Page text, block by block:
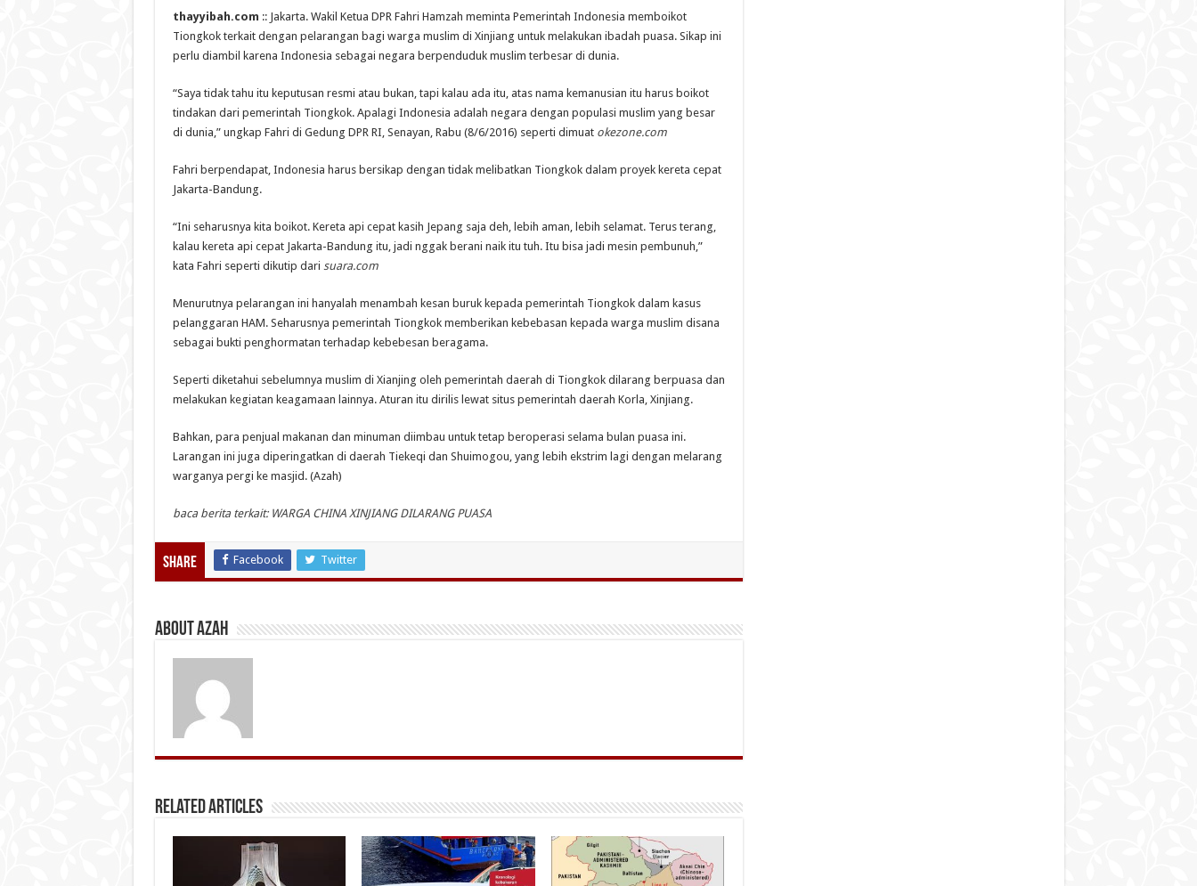
thayyibah.com :: Jakarta. Wakil Ketua DPR Fahri Hamzah meminta Pemerintah Indonesia memboikot
Tiongkok terkait dengan pelarangan bagi warga muslim di Xinjiang untuk melakukan ibadah puasa. Sikap ini
perlu diambil karena Indonesia sebagai negara berpenduduk muslim terbesar di dunia.
“Saya tidak tahu itu keputusan resmi atau bukan, tapi kalau ada itu, atas nama kemanusian itu harus boikot
tindakan dari pemerintah Tiongkok. ‎Apalagi Indonesia adalah negara dengan populasi muslim yang besar
di dunia,” ungkap Fahri di Gedung DPR RI, Senayan, Rabu (8/6/2016) seperti dimuat okezone.com
Fahri berpendapat, Indonesia harus bersikap dengan tidak melibatkan Tiongkok dalam proyek kereta cepat
Jakarta-Bandung.
“Ini seharusnya kita boikot. Kereta api cepat kasih Jepang saja deh, lebih aman, lebih selamat. Terus terang,
kalau kereta api cepat Jakarta-Bandung itu, jadi nggak berani naik itu tuh. Itu bisa jadi mesin pembunuh,”
kata Fahri seperti dikutip dari suara.com
Menurutnya pelarangan ini hanyalah menambah kesan buruk kepada pemerintah Tiongkok dalam kasus
pelanggaran HAM. Seharusnya pemerintah Tiongkok memberikan kebebasan kepada warga muslim disana
sebagai bukti penghormatan terhadap kebebesan beragama.
Seperti diketahui sebelumnya muslim di Xianjing oleh pemerintah daerah di Tiongkok dilarang berpuasa dan
melakukan kegiatan keagamaan lainnya. Aturan itu dirilis lewat situs pemerintah daerah Korla, Xinjiang.
Bahkan, ‎para penjual makanan dan minuman diimbau untuk tetap beroperasi selama bulan puasa ini.
Larangan ini juga diperingatkan di daerah Tiekeqi dan Shuimogou, yang lebih ekstrim lagi dengan melarang
warganya pergi ke masjid. (Azah)
baca berita terkait: WARGA CHINA XINJIANG DILARANG PUASA
Share Facebook Twitter
About Azah
Related Articles